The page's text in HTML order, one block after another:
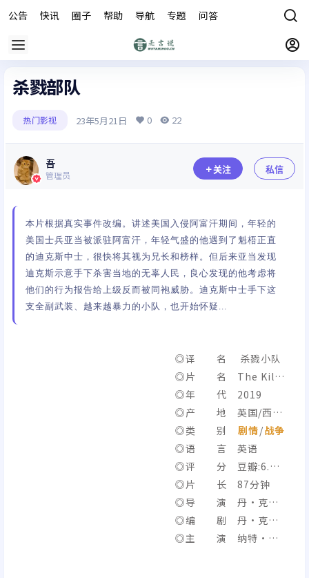
公告 快讯 圈子 帮助 导航 专题 问答
杀戮部队
热门影视 23年5月21日 0 22
吾
管理员 关注 私信
本片根据真实事件改编。讲述美国入侵阿富汗期间，年轻的
美国士兵亚当被派驻阿富汗，年轻气盛的他遇到了魁梧正直
的迪克斯中士，很快将其视为兄长和榜样。但后来亚当发现
迪克斯示意手下杀害当地的无辜人民，良心发现的他考虑将
他们的行为报告给上级反而被同袍威胁。迪克斯中士手下这
支全副武装、越来越暴力的小队，也开始怀疑...
◎译 名 杀戮小队
◎片 名 The Kill
Team
◎年 代 2019
◎产 地 英国/西班
牙/美国
◎类 别 剧情/战争
◎语 言 英语
◎评 分 豆瓣:6.4/I
MDb:6.0
◎片 长 87分钟
◎导 演 丹·克劳
斯
◎编 剧 丹·克劳
斯
◎主 演 纳特·沃